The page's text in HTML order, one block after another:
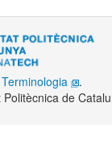
.
de